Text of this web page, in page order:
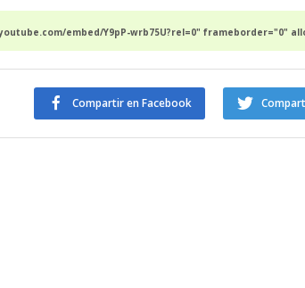
embed/Y9pP-wrb75U?rel=0" frameborder="0"
Compartir en Facebook